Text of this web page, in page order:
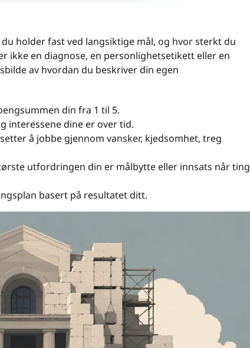
holder fast ved langsiktige mål, og hvor sterkt du
ikke en diagnose, en personlighetsetikett eller en
av hvordan du beskriver din egen
din fra 1 til 5.
interessene dine er over tid.
å jobbe gjennom vansker, kjedsomhet, treg
utfordringen din er målbytte eller innsats når ting
basert på resultatet ditt.